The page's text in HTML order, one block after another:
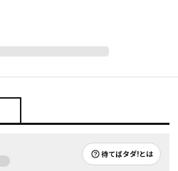
待てばタダ!とは